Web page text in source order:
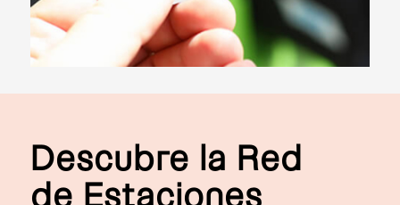
Descubre la Red
de Estaciones